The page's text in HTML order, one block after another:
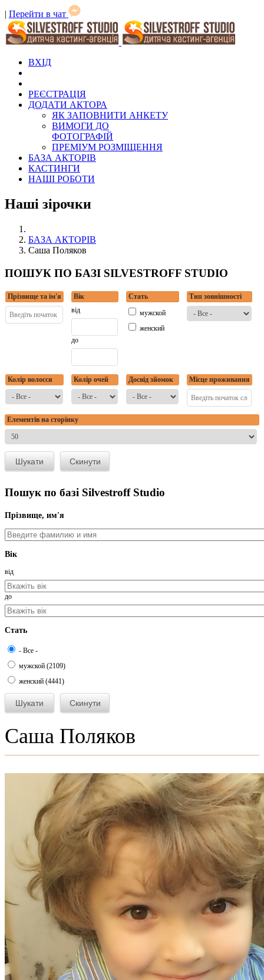
| Перейти в чат
ВХІД
РЕЄСТРАЦІЯ
ДОДАТИ АКТОРА
ЯК ЗАПОВНИТИ АНКЕТУ
ВИМОГИ ДО
ФОТОГРАФІЙ
ПРЕМІУМ РОЗМІЩЕННЯ
БАЗА АКТОРІВ
КАСТИНГИ
НАШІ РОБОТИ
Наші зірочки
БАЗА АКТОРІВ
Саша Поляков
ПОШУК ПО БАЗІ SILVESTROFF STUDIO
Прізвище та ім'я
Вік
від
до
Стать
мужской
женский
Тип зовнішності
Колір волосся Колір очей Досвід зйомок Місце проживання
Елементів на сторінку
Пошук по базі Silvestroff Studio
Прізвище, им'я
Вік
від
до
Стать
- Все -
мужской (2109)
женский (4441)
Саша Поляков